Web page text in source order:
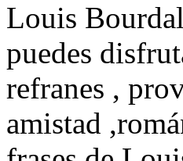
Louis
puedes
refranes ,
amistad